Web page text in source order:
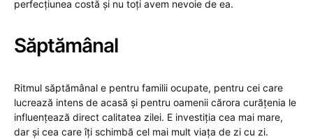
perfecțiunea costă și nu toți avem nevoie de ea.
Săptămânal
Ritmul săptămânal e pentru familii ocupate, pentru cei care
lucrează intens de acasă și pentru oamenii cărora curățenia le
influențează direct calitatea zilei. E investiția cea mai mare,
dar și cea care îți schimbă cel mai mult viața de zi cu zi.